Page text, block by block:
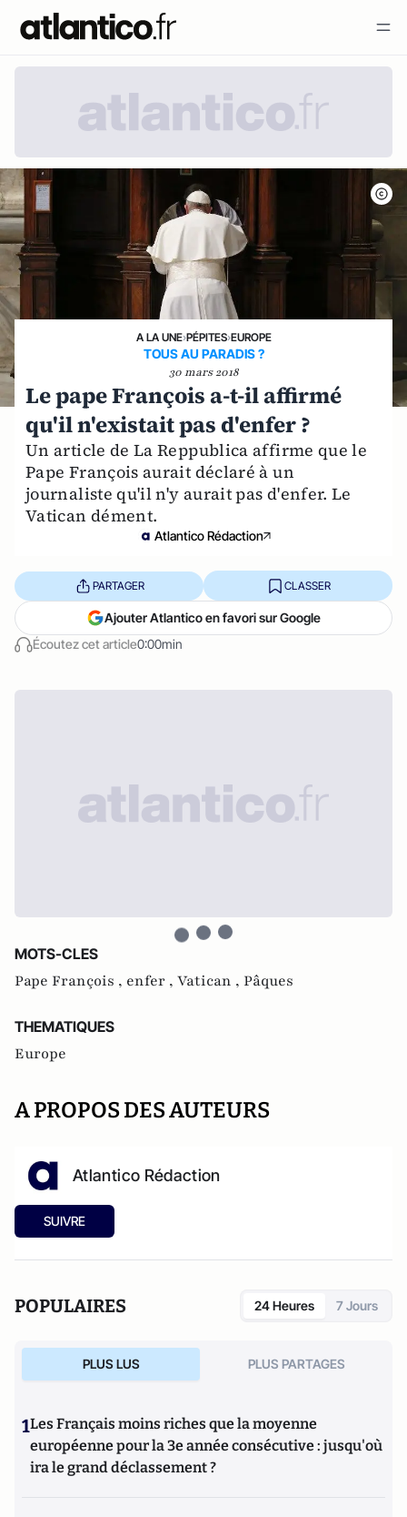
A LA UNE›PÉPITES›EUROPE
TOUS AU PARADIS ?
30 mars 2018
Le pape François a-t-il affirmé
qu'il n'existait pas d'enfer ?
Un article de La Reppublica affirme que le
Pape François aurait déclaré à un
journaliste qu'il n'y aurait pas d'enfer. Le
Vatican dément.
Atlantico Rédaction
Écoutez cet article0:00min
PARTAGER CLASSER
Ajouter Atlantico en favori sur Google
MOTS-CLES
Pape François , enfer , Vatican , Pâques
THEMATIQUES
Europe
A PROPOS DES AUTEURS
Atlantico Rédaction
SUIVRE
POPULAIRES 24 Heures 7 Jours
PLUS LUS PLUS PARTAGES
1Les Français moins riches que la moyenne
européenne pour la 3e année consécutive : jusqu'où
ira le grand déclassement ?